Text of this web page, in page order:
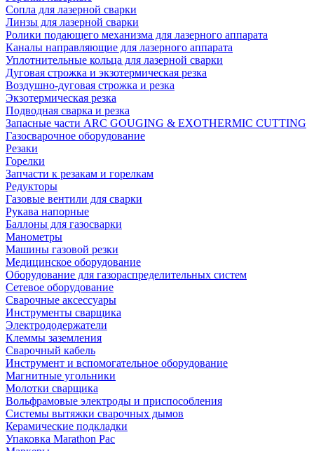
Сопла для лазерной сварки
Линзы для лазерной сварки
Ролики подающего механизма для лазерного аппарата
Каналы направляющие для лазерного аппарата
Уплотнительные кольца для лазерной сварки
Дуговая строжка и экзотермическая резка
Воздушно-дуговая строжка и резка
Экзотермическая резка
Подводная сварка и резка
Запасные части ARC GOUGING & EXOTHERMIC CUTTING
Газосварочное оборудование
Резаки
Горелки
Запчасти к резакам и горелкам
Редукторы
Газовые вентили для сварки
Рукава напорные
Баллоны для газосварки
Манометры
Машины газовой резки
Медицинское оборудование
Оборудование для газораспределительных систем
Сетевое оборудование
Сварочные аксессуары
Инструменты сварщика
Электрододержатели
Клеммы заземления
Сварочный кабель
Инструмент и вспомогательное оборудование
Магнитные угольники
Молотки сварщика
Вольфрамовые электроды и приспособления
Системы вытяжки сварочных дымов
Керамические подкладки
Упаковка Marathon Pac